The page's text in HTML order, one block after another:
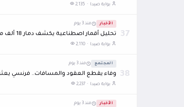
بوابة صيدا · 2,135
37
الأخبار منذ 3 يوم
تحليل أقمار اصطناعية يكشف دمار 18 ألف مبنى ومسح قري حدودية بالكامل في جنوب لبنان
بوابة صيدا · 2,110
38
المجتمع منذ 3 يوم
وفاء يقطع العقود والمسافات.. فرنسي يعثر على مربيته
بوابة صيدا · 2,237
الأخبار منذ 3 يوم